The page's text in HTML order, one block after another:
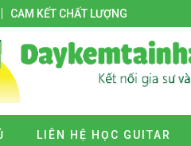
CAM KẾT CHẤT LƯỢNG
LIÊN HỆ HỌC GUITAR